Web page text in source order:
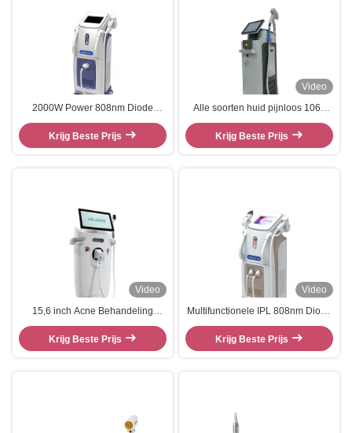
2000W Power 808nm Diode
Laser Haarverwijdering
Krijg Beste Prijs
Video
Alle soorten huid pijnloos 1064
755 808nm diode laser ontharing
machine
Krijg Beste Prijs
Video
15,6 inch Acne Behandeling
Huidverjonging 755 1064 808nm
Diode Laser Ontharing Machine
Krijg Beste Prijs
Video
Multifunctionele IPL 808nm Diode
Laser Hair Removal Beauty
Machine
Krijg Beste Prijs